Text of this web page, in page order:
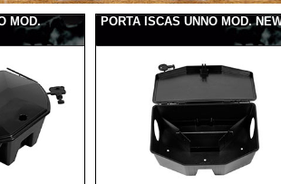
MOD.
PORTA ISCAS UNNO MOD.